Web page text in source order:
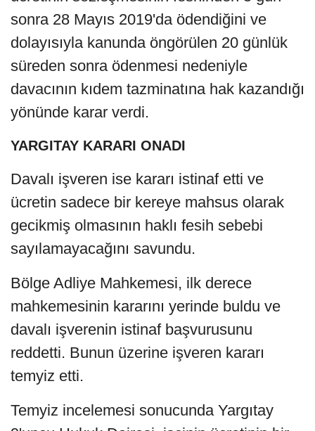
sonra 28 Mayıs 2019'da ödendiğini ve
dolayısıyla kanunda öngörülen 20 günlük
süreden sonra ödenmesi nedeniyle
davacının kıdem tazminatına hak kazandığı
yönünde karar verdi.
YARGITAY KARARI ONADI
Davalı işveren ise kararı istinaf etti ve
ücretin sadece bir kereye mahsus olarak
gecikmiş olmasının haklı fesih sebebi
sayılamayacağını savundu.
Bölge Adliye Mahkemesi, ilk derece
mahkemesinin kararını yerinde buldu ve
davalı işverenin istinaf başvurusunu
reddetti. Bunun üzerine işveren kararı
temyiz etti.
Temyiz incelemesi sonucunda Yargıtay